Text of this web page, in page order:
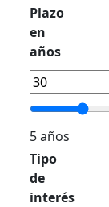
Plazo
en
años
5 años
Tipo
de
interés